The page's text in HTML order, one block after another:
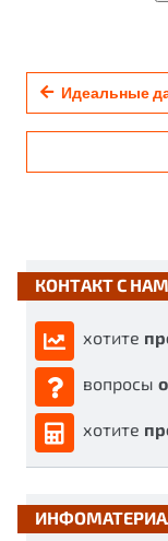
КОНТАКТ С
хотите
вопросы
хотите